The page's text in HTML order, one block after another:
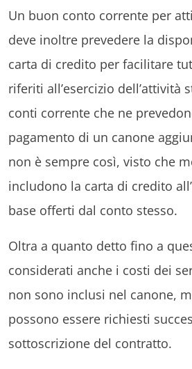
Un buon conto corrente per
deve inoltre prevedere la
carta di credito per facilitare
riferiti all’esercizio dell’attività
conti corrente che ne
pagamento di un canone
non è sempre così, visto che
includono la carta di credito
base offerti dal conto stesso.
Oltra a quanto detto fino a
considerati anche i costi dei
non sono inclusi nel canone,
possono essere richiesti
sottoscrizione del contratto.